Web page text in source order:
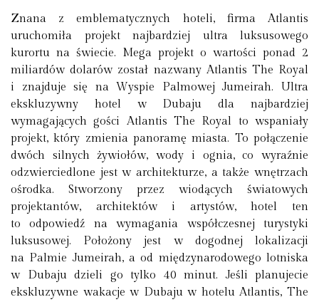
Znana z emblematycznych hoteli, firma Atlantis
uruchomiła projekt najbardziej ultra luksusowego
kurortu na świecie. Mega projekt o wartości ponad 2
miliardów dolarów został nazwany Atlantis The Royal
i znajduje się na Wyspie Palmowej Jumeirah. Ultra
ekskluzywny hotel w Dubaju dla najbardziej
wymagających gości Atlantis The Royal to wspaniały
projekt, który zmienia panoramę miasta. To połączenie
dwóch silnych żywiołów, wody i ognia, co wyraźnie
odzwierciedlone jest w architekturze, a także wnętrzach
ośrodka. Stworzony przez wiodących światowych
projektantów, architektów i artystów, hotel ten
to odpowiedź na wymagania współczesnej turystyki
luksusowej. Położony jest w dogodnej lokalizacji
na Palmie Jumeirah, a od międzynarodowego lotniska
w Dubaju dzieli go tylko 40 minut. Jeśli planujecie
ekskluzywne wakacje w Dubaju w hotelu Atlantis, The